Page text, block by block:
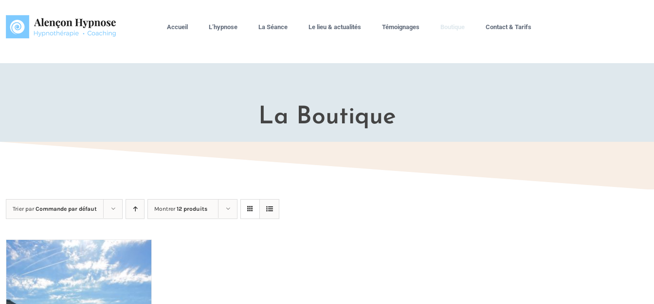
au
contenu
Accueil L’hypnose La Séance Le lieu & actualités Témoignages Boutique Contact & Tarifs
La Boutique
Trier parCommande par défaut Montrer12 produits